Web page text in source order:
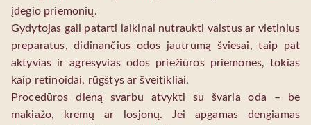
įdegio priemonių.
Gydytojas gali patarti laikinai nutraukti vaistus ar vietinius
preparatus, didinančius odos jautrumą šviesai, taip pat
aktyvias ir agresyvias odos priežiūros priemones, tokias
kaip retinoidai, rūgštys ar šveitikliai.
Procedūros dieną svarbu atvykti su švaria oda – be
makiažo, kremų ar losjonų. Jei apgamas dengiamas